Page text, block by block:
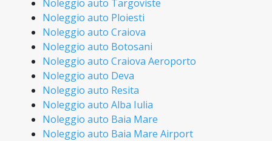
Noleggio auto Targoviste
Noleggio auto Ploiesti
Noleggio auto Craiova
Noleggio auto Botosani
Noleggio auto Craiova Aeroporto
Noleggio auto Deva
Noleggio auto Resita
Noleggio auto Alba Iulia
Noleggio auto Baia Mare
Noleggio auto Baia Mare Airport